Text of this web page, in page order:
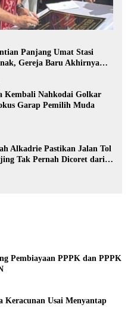
Panjang Umat Stasi
Gereja Baru Akhirnya
Kembali Nahkodai Golkar
Garap Pemilih Muda
Alkadrie Pastikan Jalan Tol
Tak Pernah Dicoret dari
Pembiayaan PPPK dan PPPK
Keracunan Usai Menyantap